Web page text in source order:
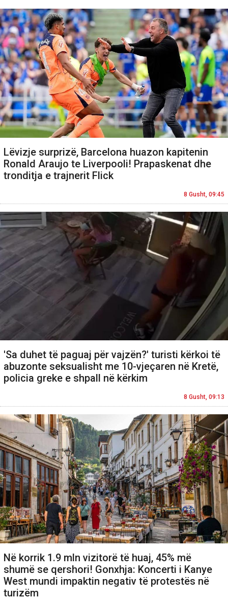
Lëvizje surprizë, Barcelona huazon kapitenin
Ronald Araujo te Liverpooli! Prapaskenat dhe
tronditja e trajnerit Flick
8 Gusht, 09:45
'Sa duhet të paguaj për vajzën?' turisti kërkoi të
abuzonte seksualisht me 10-vjeçaren në Kretë,
policia greke e shpall në kërkim
8 Gusht, 09:13
Në korrik 1.9 mln vizitorë të huaj, 45% më
shumë se qershori! Gonxhja: Koncerti i Kanye
West mundi impaktin negativ të protestës në
turizëm